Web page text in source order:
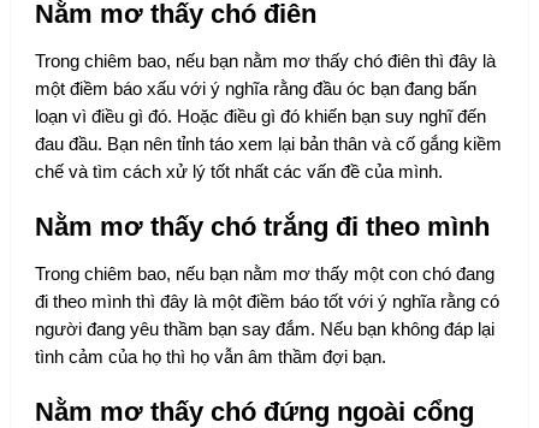
Nằm mơ thấy chó điên
Trong chiêm bao, nếu bạn nằm mơ thấy chó điên thì đây là
một điềm báo xấu với ý nghĩa rằng đầu óc bạn đang bấn
loạn vì điều gì đó. Hoặc điều gì đó khiến bạn suy nghĩ đến
đau đầu. Bạn nên tỉnh táo xem lại bản thân và cố gắng kiềm
chế và tìm cách xử lý tốt nhất các vấn đề của mình.
Nằm mơ thấy chó trắng đi theo mình
Trong chiêm bao, nếu bạn nằm mơ thấy một con chó đang
đi theo mình thì đây là một điềm báo tốt với ý nghĩa rằng có
người đang yêu thầm bạn say đắm. Nếu bạn không đáp lại
tình cảm của họ thì họ vẫn âm thầm đợi bạn.
Nằm mơ thấy chó đứng ngoài cổng